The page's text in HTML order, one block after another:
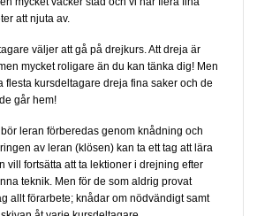
att njuta av.
väljer att gå på drejkurs. Att dreja är
mycket roligare än du kan tänka dig! Men
flesta kursdeltagare dreja fina saker och de
går hem!
leran förberedas genom knådning och
av leran (klösen) kan ta ett tag att lära
vill fortsätta att ta lektioner i drejning efter
teknik. Men för de som aldrig provat
allt förarbete; knådar om nödvändigt samt